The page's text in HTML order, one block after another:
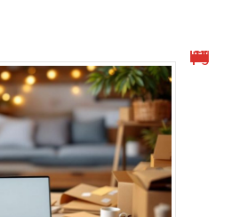
Travail à domicile : emballage et mise sous pli simplifiés